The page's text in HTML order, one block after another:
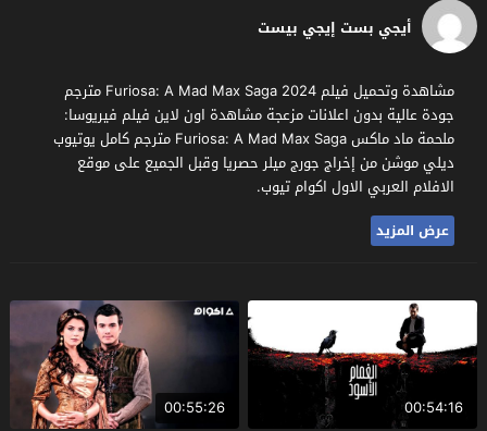
أيجي بست إيجي بيست
مشاهدة وتحميل فيلم Furiosa: A Mad Max Saga 2024 مترجم
جودة عالية بدون اعلانات مزعجة مشاهدة اون لاين فيلم فيريوسا:
ملحمة ماد ماكس Furiosa: A Mad Max Saga مترجم كامل يوتيوب
ديلي موشن من إخراج جورج ميلر حصريا وقبل الجميع على موقع
الافلام العربي الاول اكوام تيوب.
عرض المزيد
00:54:16
00:55:26